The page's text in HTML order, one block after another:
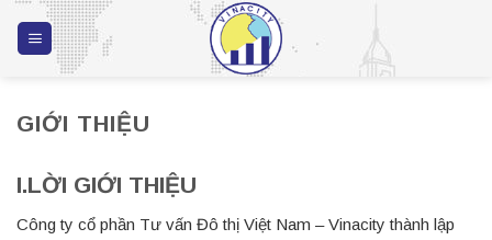
GIỚI THIỆU
I.LỜI GIỚI THIỆU
Công ty cổ phần Tư vấn Đô thị Việt Nam – Vinacity thành lập